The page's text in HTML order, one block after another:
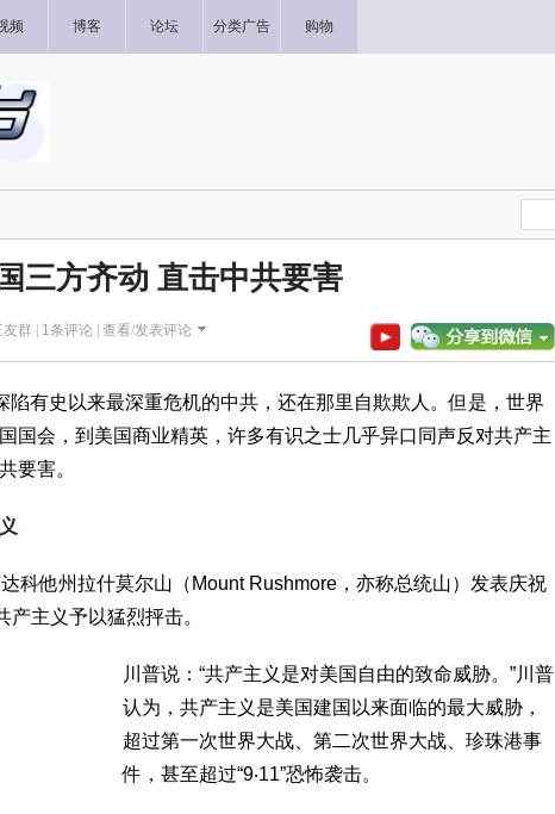
频 博客 论坛 分类广告 购物
三方齐动 直击中共要害
群 | 1条评论 | 查看/发表评论
陷有史以来最深重危机的中共，还在那里自欺欺人。但是，世界
国会，到美国商业精英，许多有识之士几乎异口同声反对共产主
要害。
科他州拉什莫尔山（Mount Rushmore，亦称总统山）发表庆祝
主义予以猛烈抨击。
川普说：“共产主义是对美国自由的致命威胁。”川普
认为，共产主义是美国建国以来面临的最大威胁，
超过第一次世界大战、第二次世界大战、珍珠港事
件，甚至超过“9‧11”恐怖袭击。